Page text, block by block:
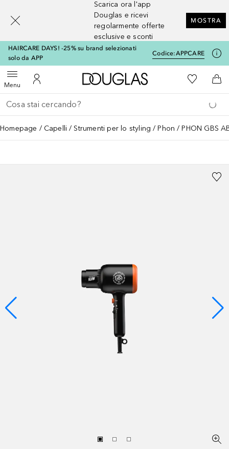
Scarica ora l'app
Douglas e ricevi
regolarmente offerte
esclusive e sconti
MOSTRA
HAIRCARE DAYS! -25% su brand selezionati
solo da APP
Codice:APPCARE
MenuApri menuAl Mio Account
A Douglas HomeAlla Mia
Al
Torna indietro
Esegui ricerca
Homepage Capelli Strumenti per lo styling Phon PHON GBS
[navigation.slideout.screenreader]